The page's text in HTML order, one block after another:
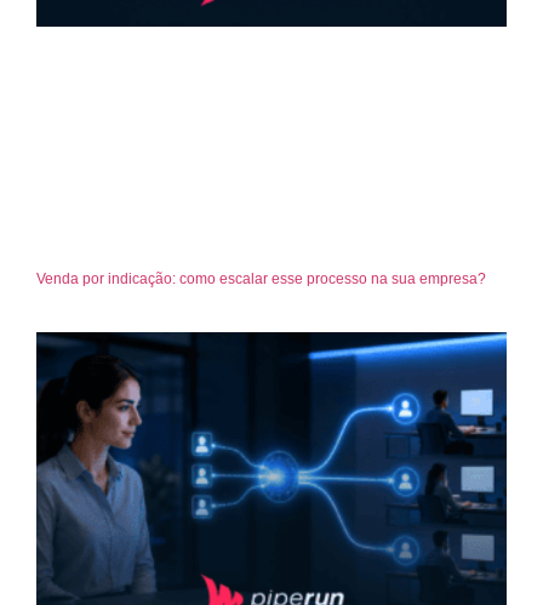
Venda por indicação: como escalar esse processo na sua empresa?